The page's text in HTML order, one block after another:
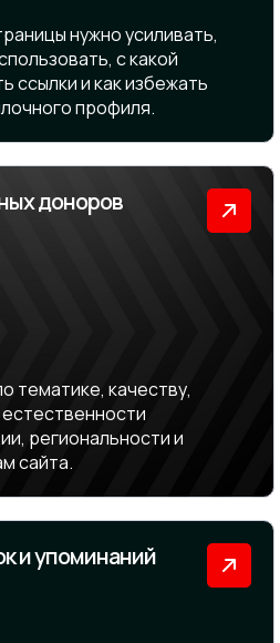
нужно усиливать,
с какой
ссылки и как избежать
профиля.
доноров
тематике, качеству,
региональности и
сайта.
и упоминаний